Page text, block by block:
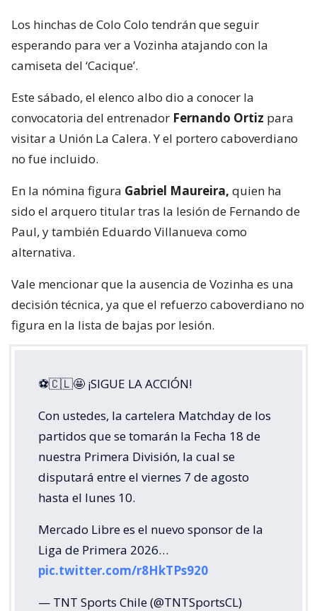
Los hinchas de Colo Colo tendrán que seguir
esperando para ver a Vozinha atajando con la
camiseta del ‘Cacique’.
Este sábado, el elenco albo dio a conocer la
convocatoria del entrenador Fernando Ortiz para
visitar a Unión La Calera. Y el portero caboverdiano
no fue incluido.
En la nómina figura Gabriel Maureira, quien ha
sido el arquero titular tras la lesión de Fernando de
Paul, y también Eduardo Villanueva como
alternativa.
Vale mencionar que la ausencia de Vozinha es una
decisión técnica, ya que el refuerzo caboverdiano no
figura en la lista de bajas por lesión.
⚽🇨🇱🤩 ¡SIGUE LA ACCIÓN!
Con ustedes, la cartelera Matchday de los
partidos que se tomarán la Fecha 18 de
nuestra Primera División, la cual se
disputará entre el viernes 7 de agosto
hasta el lunes 10.
Mercado Libre es el nuevo sponsor de la
Liga de Primera 2026…
pic.twitter.com/r8HkTPs920
— TNT Sports Chile (@TNTSportsCL)